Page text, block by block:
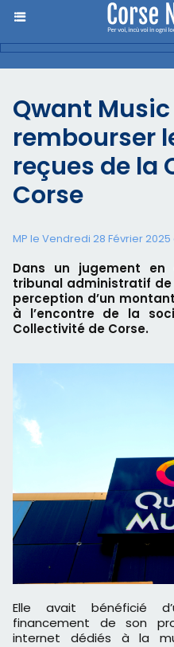
Qwant
rembourser
reçues de la
Corse
MP le Vendredi 28 Février 2025
Dans un jugement
tribunal administratif
perception d’un
à l’encontre de la
Collectivité de Corse.
Elle avait bénéficié d’une subvention pour le
financement de son
internet dédiés à la